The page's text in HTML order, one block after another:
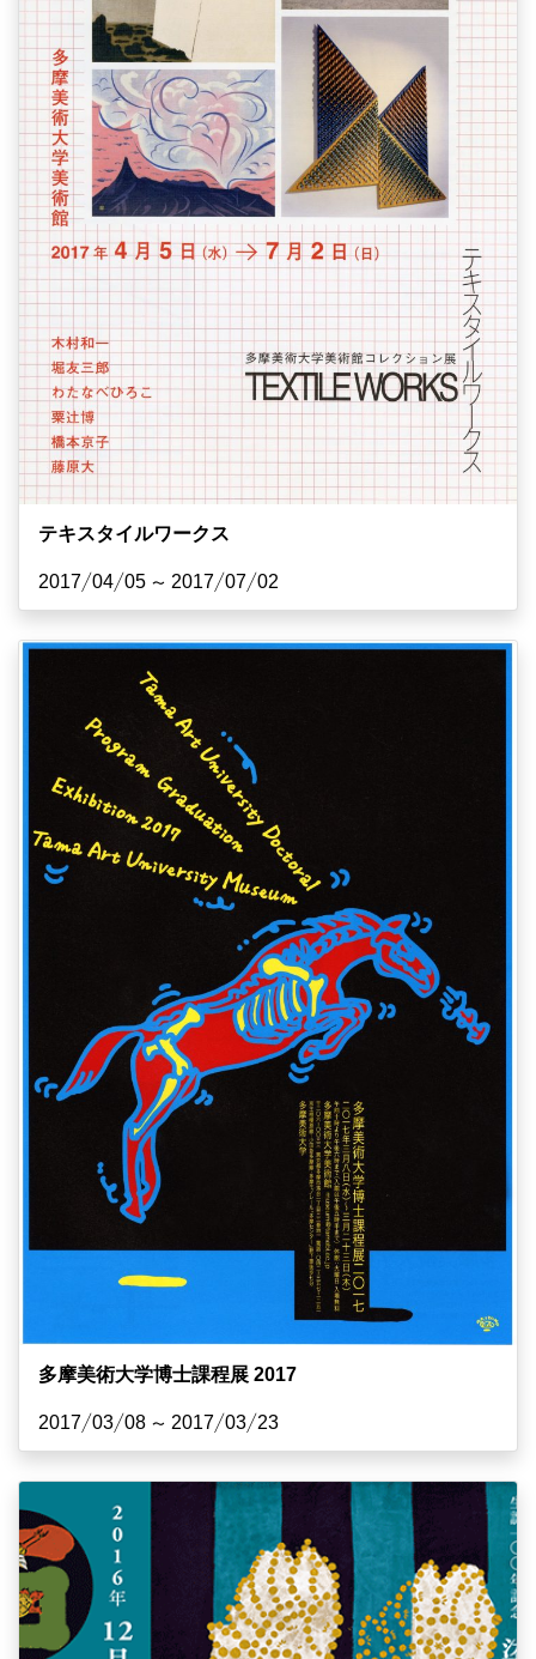
テキスタイルワークス
2017/04/05 ~ 2017/07/02
多摩美術大学博士課程展 2017
2017/03/08 ~ 2017/03/23